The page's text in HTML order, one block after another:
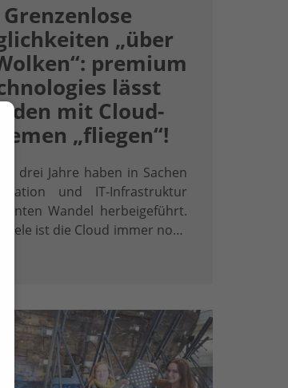
Grenzenlose
„über
premium
lässt
mit Cloud-
„fliegen“!
drei Jahre haben in Sachen
und IT-Infrastruktur
Wandel herbeigeführt.
viele ist die Cloud immer noch